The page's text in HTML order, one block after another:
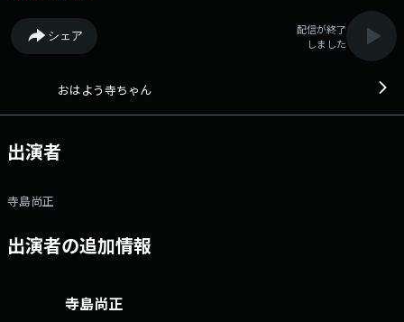
「https://www.facebook.com/1134joqr」 文化放送公式LINEは
「@joqr_916」
シェア
配信が終了
しました
おはよう寺ちゃん
出演者
寺島尚正
出演者の追加情報
寺島尚正